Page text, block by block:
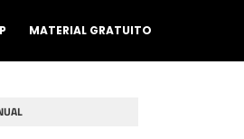
MATERIAL GRATUITO